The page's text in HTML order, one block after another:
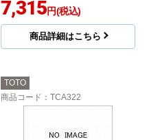
7,315円(税込)
商品詳細はこちら
TOTO
商品コード ：TCA322